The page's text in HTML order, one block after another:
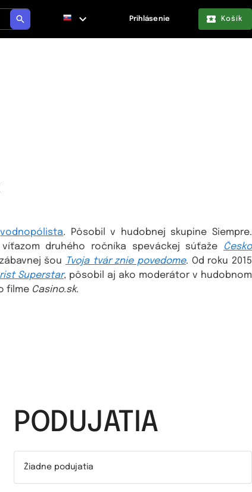
Prihlásenie Košík
vodnopólista. Pôsobil v hudobnej skupine Siempre.
druhého ročníka speváckej súťaže
Česko
šou Tvoja tvár znie povedome. Od roku 2015
Superstar, pôsobil aj ako moderátor v hudobnom
filme Casino.sk.
PODUJATIA
Žiadne podujatia